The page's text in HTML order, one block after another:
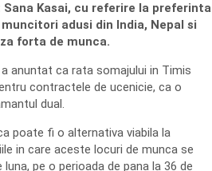
Sana Kasai, cu referire la preferinta
adusi din India, Nepal si
forta de munca.
anuntat ca rata somajului in Timis
contractele de ucenicie, ca o
dual.
poate fi o alternativa viabila la
in care aceste locuri de munca se
pe o perioada de pana la 36 de